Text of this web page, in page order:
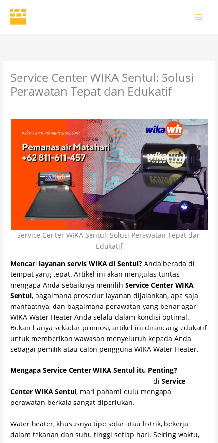
content
Service Center WIKA Sentul: Solusi
Perawatan Tepat dan Edukatif
Service Center WIKA Sentul: Solusi Perawatan Tepat dan
Edukatif
Mencari layanan servis WIKA di Sentul? Anda berada di
tempat yang tepat. Artikel ini akan mengulas tuntas
mengapa Anda sebaiknya memilihService Center WIKA
Sentul, bagaimana prosedur layanan dijalankan, apa saja
manfaatnya, dan bagaimana perawatan yang benar agar
WIKA Water Heater Anda selalu dalam kondisi optimal.
Bukan hanya sekadar promosi, artikel ini dirancang edukatif
untuk memberikan wawasan menyeluruh kepada Anda
sebagai pemilik atau calon pengguna WIKA Water Heater.
Mengapa Service Center WIKA Sentul itu Penting?
diService
Center WIKA Sentul, mari pahami dulu mengapa
perawatan berkala sangat diperlukan.
Water heater, khususnya tipe solar atau listrik, bekerja
dalam tekanan dan suhu tinggi setiap hari. Seiring waktu,